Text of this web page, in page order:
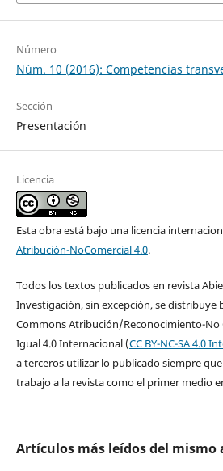
Número
Núm. 10 (2016): Competencias
Sección
Presentación
Licencia
Esta obra está bajo una licencia
Atribución-NoComercial 4.0.
Todos los textos publicados en revista
Investigación, sin excepción, se distribuye
Commons Atribución/Reconocimiento-No
Igual 4.0 Internacional (CC BY-NC-SA 4.0
a terceros utilizar lo publicado siempre
trabajo a la revista como el primer medio
Artículos más leídos del